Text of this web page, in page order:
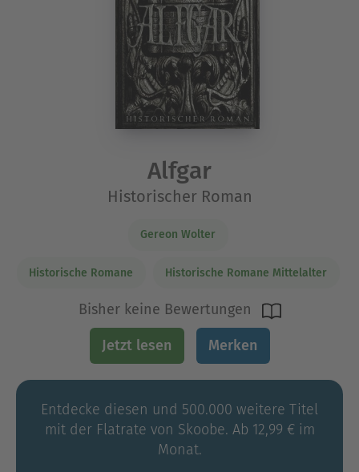
Alfgar
Historischer Roman
Gereon Wolter
Historische Romane Historische Romane Mittelalter
Bisher keine Bewertungen
Jetzt lesen Merken
Entdecke diesen und 500.000 weitere Titel
mit der Flatrate von Skoobe. Ab 12,99 € im
Monat.